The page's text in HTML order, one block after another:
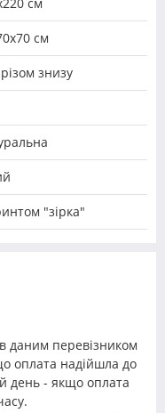
см
знизу
"зірка"
даним перевізником
оплата надійшла до
день - якщо оплата